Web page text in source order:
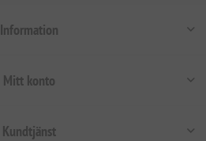
Information
Mitt konto
Kundtjänst